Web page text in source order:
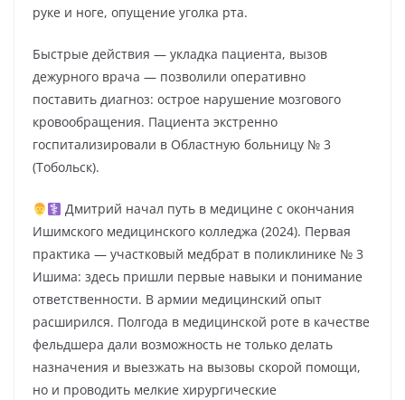
руке и ноге, опущение уголка рта.
Быстрые действия — укладка пациента, вызов
дежурного врача — позволили оперативно
поставить диагноз: острое нарушение мозгового
кровообращения. Пациента экстренно
госпитализировали в Областную больницу № 3
(Тобольск).
Дмитрий начал путь в медицине с окончания
Ишимского медицинского колледжа (2024). Первая
практика — участковый медбрат в поликлинике № 3
Ишима: здесь пришли первые навыки и понимание
ответственности. В армии медицинский опыт
расширился. Полгода в медицинской роте в качестве
фельдшера дали возможность не только делать
назначения и выезжать на вызовы скорой помощи,
но и проводить мелкие хирургические